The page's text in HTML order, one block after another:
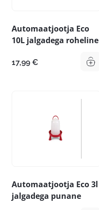
Automaatjootja Eco
10L jalgadega roheline
17,99 €
Automaatjootja Eco 3l
jalgadega punane